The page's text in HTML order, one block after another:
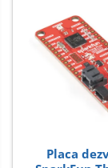
Placa